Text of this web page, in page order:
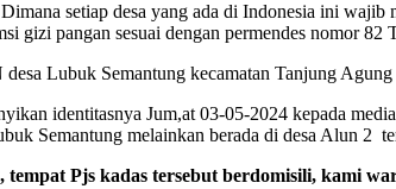
setiap desa yang ada di Indonesia ini
gizi pangan sesuai dengan permendes nomor 82
Lubuk Semantung kecamatan Tanjung
identitasnya Jum,at 03-05-2024 kepada
Semantung melainkan berada di desa Alun 2
Pjs kadas tersebut berdomisili, kami